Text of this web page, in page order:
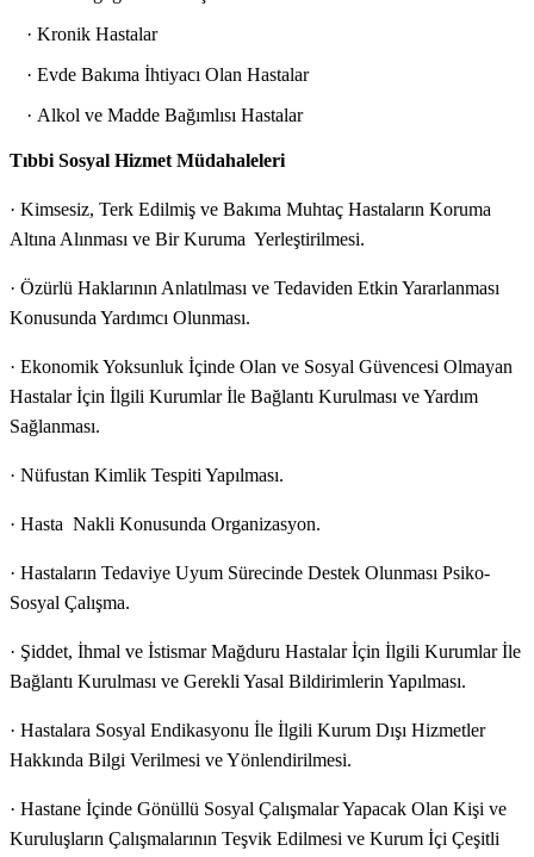
· Kronik Hastalar
· Evde Bakıma İhtiyacı Olan Hastalar
· Alkol ve Madde Bağımlısı Hastalar
Tıbbi Sosyal Hizmet Müdahaleleri
· Kimsesiz, Terk Edilmiş ve Bakıma Muhtaç Hastaların Koruma
Altına Alınması ve Bir Kuruma Yerleştirilmesi.
· Özürlü Haklarının Anlatılması ve Tedaviden Etkin Yararlanması
Konusunda Yardımcı Olunması.
· Ekonomik Yoksunluk İçinde Olan ve Sosyal Güvencesi Olmayan
Hastalar İçin İlgili Kurumlar İle Bağlantı Kurulması ve Yardım
Sağlanması.
· Nüfustan Kimlik Tespiti Yapılması.
· Hasta Nakli Konusunda Organizasyon.
· Hastaların Tedaviye Uyum Sürecinde Destek Olunması Psiko-
Sosyal Çalışma.
· Şiddet, İhmal ve İstismar Mağduru Hastalar İçin İlgili Kurumlar İle
Bağlantı Kurulması ve Gerekli Yasal Bildirimlerin Yapılması.
· Hastalara Sosyal Endikasyonu İle İlgili Kurum Dışı Hizmetler
Hakkında Bilgi Verilmesi ve Yönlendirilmesi.
· Hastane İçinde Gönüllü Sosyal Çalışmalar Yapacak Olan Kişi ve
Kuruluşların Çalışmalarının Teşvik Edilmesi ve Kurum İçi Çeşitli